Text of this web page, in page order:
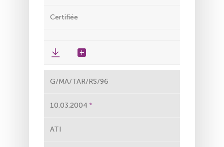
Certifiée
G/MA/TAR/RS/96
10.03.2004
ATI